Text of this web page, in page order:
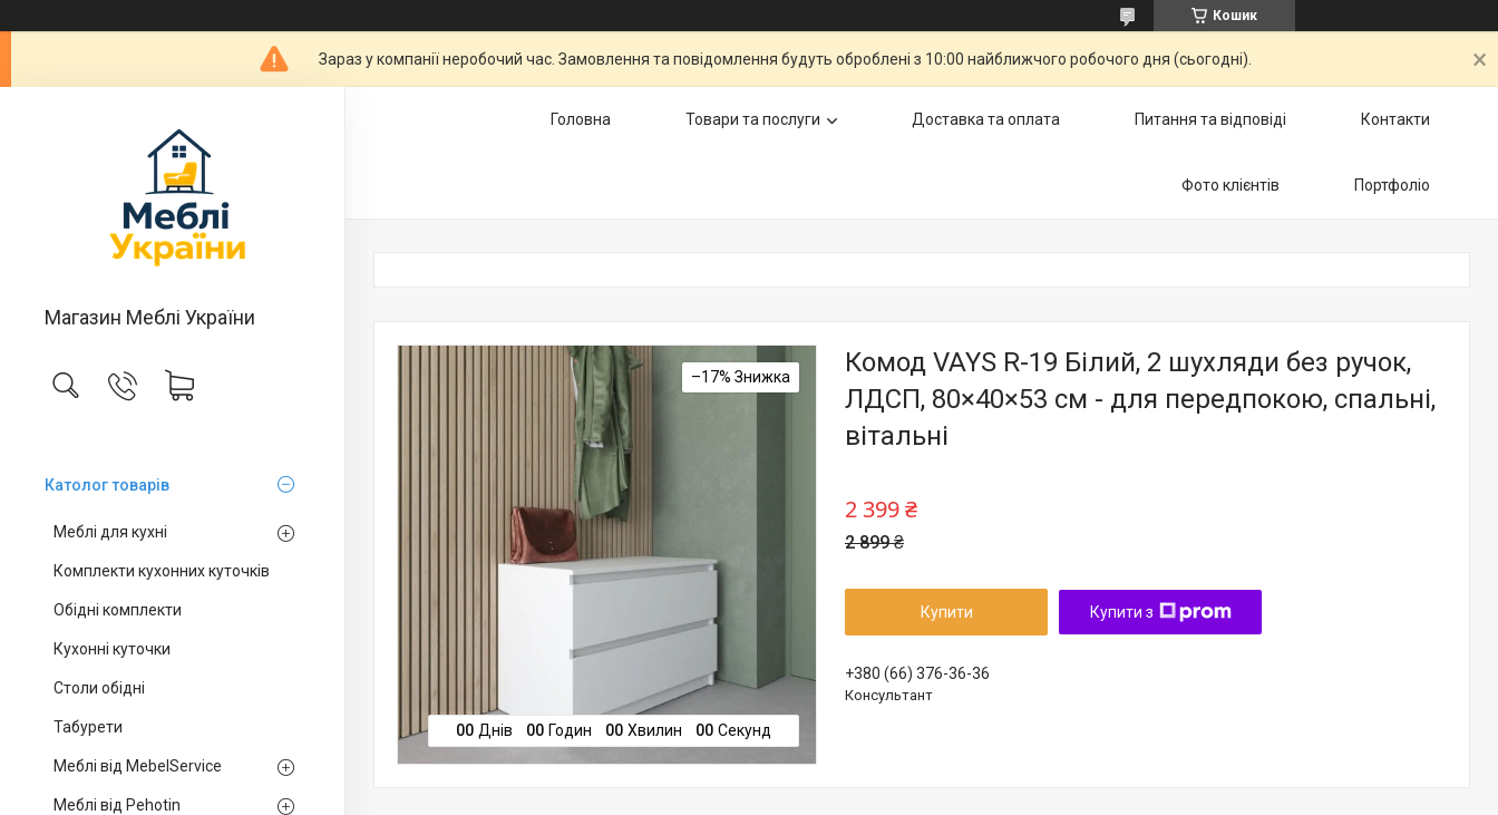
Кошик
Зараз у компанії неробочий час. Замовлення та повідомлення будуть оброблені з 10:00 найближчого робочого дня (сьогодні).
Магазин Меблі України
Католог товарів
Меблі для кухні
Комплекти кухонних куточків
Обідні комплекти
Кухонні куточки
Столи обідні
Табурети
Меблі від MebelService
Меблі від Pehotin
Головна Товари та послуги Доставка та оплата Питання та відповіді Контакти
Фото клієнтів Портфоліо
–17%
00 Днів 00 Годин 00 Хвилин 00 Секунд
Комод VAYS R-19 Білий, 2 шухляди без ручок,
ЛДСП, 80×40×53 см - для передпокою, спальні,
вітальні
2 899 ₴
2 399 ₴
Купити Купити з
+380 (66) 376-36-36
Консультант